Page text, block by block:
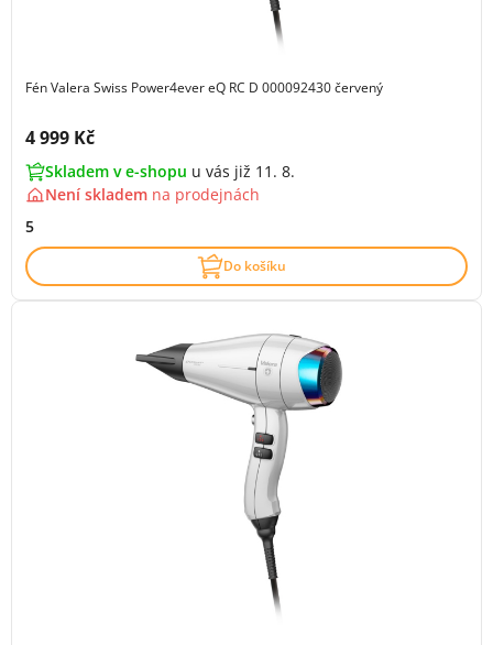
Fén Valera Swiss Power4ever eQ RC D 000092430 červený
Cena s DPH:
4 999 Kč
Skladem v e-shopu u vás již 11. 8.
Není skladem na prodejnách
5
Do košíku